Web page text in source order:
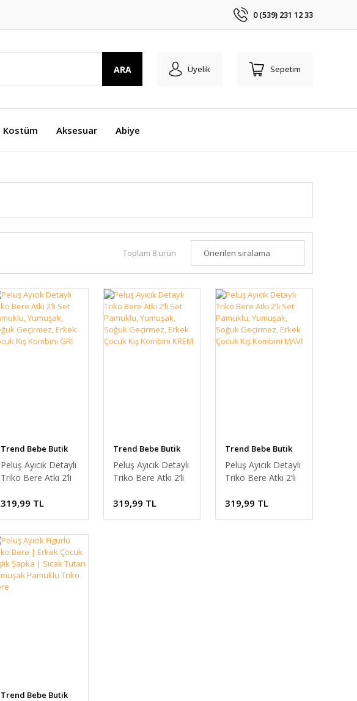
0 (539) 231 12 33
ARA Üyelik Sepetim
Kostüm Aksesuar Abiye
Toplam 8 ürün
Trend Bebe Butik
Peluş Ayıcık Detaylı
Triko Bere Atkı 2’li
Yumuşak, Soğuk
Geçirmez, Erkek
GRİ
319,99 TL
Trend Bebe Butik
Peluş Ayıcık Detaylı
Triko Bere Atkı 2’li
Yumuşak, Soğuk
Geçirmez, Erkek
319,99 TL
Trend Bebe Butik
Peluş Ayıcık Detaylı
Triko Bere Atkı 2’li
Yumuşak, Soğuk
Geçirmez, Erkek
319,99 TL
Trend Bebe Butik